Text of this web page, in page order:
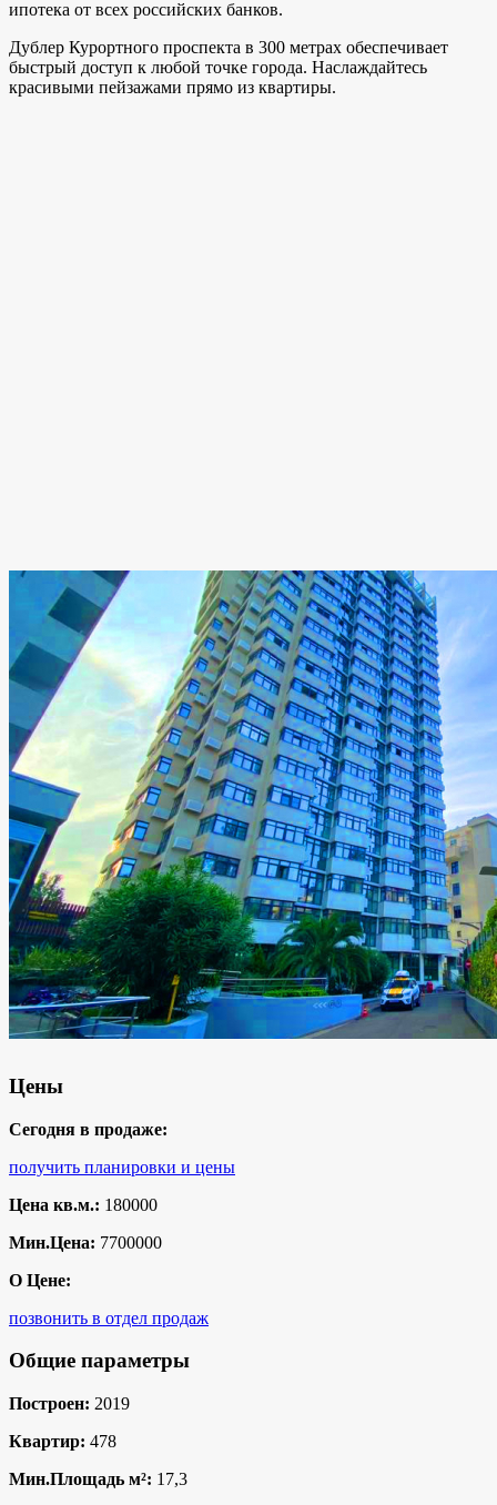
ипотека от всех российских банков.
Дублер Курортного проспекта в 300 метрах обеспечивает
быстрый доступ к любой точке города. Наслаждайтесь
красивыми пейзажами прямо из квартиры.
Цены
Сегодня в продаже:
получить планировки и цены
Цена кв.м.: 180000
Мин.Цена: 7700000
О Цене:
позвонить в отдел продаж
Общие параметры
Построен: 2019
Квартир: 478
Мин.Площадь м²: 17,3